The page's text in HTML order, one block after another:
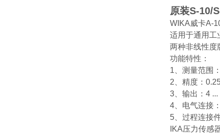
原装S-10/
WIKA威卡A-
适用于通用工
两种非线性度
功能特性：
1、测量范围
2、精度：
3、输出：4
4、电气连接
5、过程连接
IKA压力传感